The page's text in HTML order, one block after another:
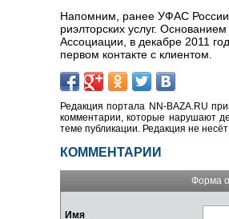
Напомним, ранее УФАС России
риэлторских услуг.
Ассоциации, в декабре 2011
первом контакте с клиентом.
Редакция портала NN-BAZA.RU
комментарии, которые нарушают
теме публикации. Редакция не
КОММЕНТАРИИ
Форма
Имя